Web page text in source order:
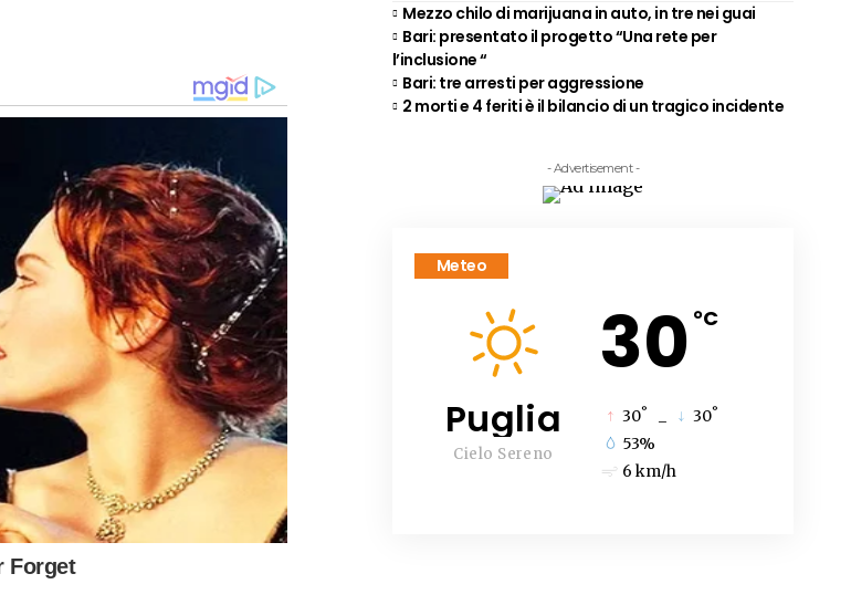
Mezzo chilo di marijuana in auto, in tre nei guai
Bari: presentato il progetto “Una rete per
l’inclusione “
Bari: tre arresti per aggressione
2 morti e 4 feriti è il bilancio di un tragico incidente
- Advertisement -
Meteo
30 °C
Puglia
Cielo Sereno
30° 30°
53%
6 km/h